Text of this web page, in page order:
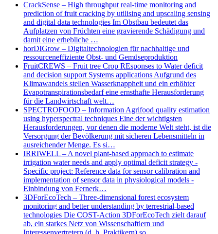
CrackSense – High throughput real-time monitoring and
prediction of fruit cracking by utilising and upscaling sensing
and digital data technologies Im Obstbau bedeutet das
Aufplatzen von Früchten eine gravierende Schädigung und
damit eine erhebliche …
horDIGrow – Digitaltechnologien für nachhaltige und
ressourceneffiziente Obst- und Gemüseproduktion
FruitCREWS – Fruit tree Crop REsponses to Water deficit
and decision support Systems applications Aufgrund des
Klimawandels stellen Wasserknappheit und ein erhöhter
Evapotranspirationsbedarf eine ernsthafte Herausforderung
für die Landwirtschaft welt…
SPECTROFOOD – Information Agrifood quality estimation
using hyperspectral techniques Eine der wichtigsten
Herausforderungen, vor denen die moderne Welt steht, ist die
Versorgung der Bevölkerung mit sicheren Lebensmitteln in
ausreichender Menge. Es si…
IRRIWELL – A novel plant-based approach to estimate
irrigation water needs and apply optimal deficit strategy -
Specific project: Reference data for sensor calibration and
implementation of sensor data in physiological models -
Einbindung von Fernerk…
3DForEcoTech – Three-dimensional forest ecosystem
monitoring and better understanding by terrestrial-based
technologies Die COST-Action 3DForEcoTech zielt darauf
ab, ein starkes Netz von Wissenschaftlern und
Interessenvertretern (d. h. Praktikern) so…